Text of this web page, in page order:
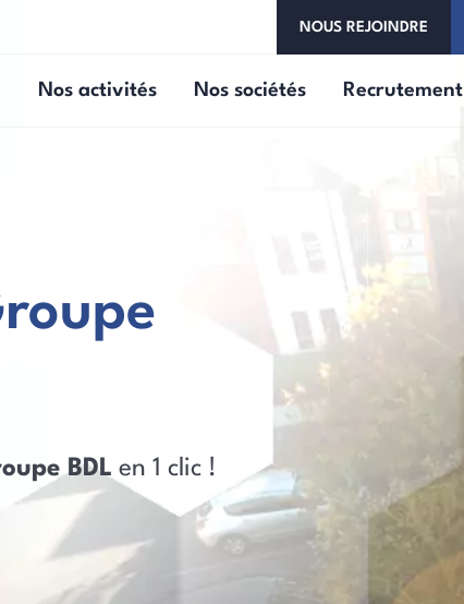
NOUS REJOINDRE
Nos activités Nos sociétés Recrutement
BDL en 1 clic !